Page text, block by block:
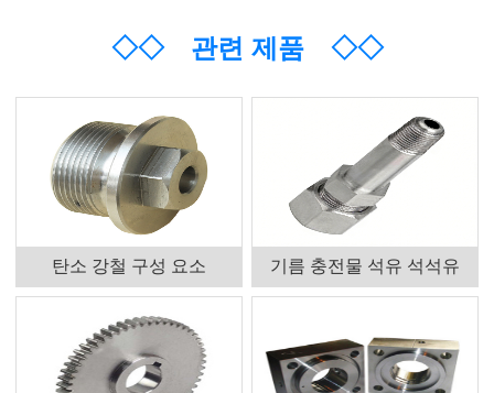
◇◇관련 제품 ◇◇
탄소 강철 구성 요소 기름 충전물 석유 석석유